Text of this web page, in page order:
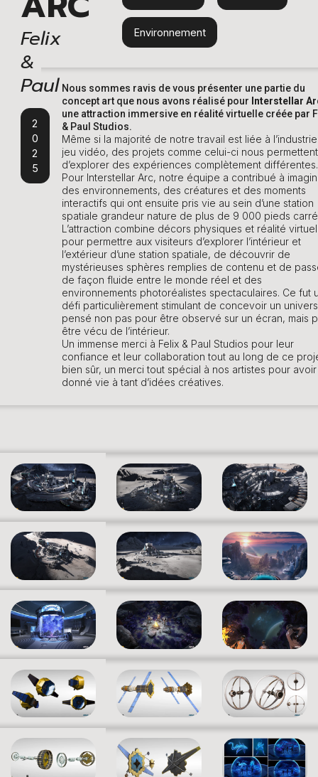
Felix
&
Paul
2
0
2
5
Environnement
Nous sommes ravis de vous présenter une partie du
concept art que nous avons réalisé pour Interstellar
une attraction immersive en réalité virtuelle créée par
& Paul Studios.
Même si la majorité de notre travail est liée à
jeu vidéo, des projets comme celui-ci nous permettent
d’explorer des expériences complètement différentes.
Pour Interstellar Arc, notre équipe a contribué à
des environnements, des créatures et des moments
interactifs qui ont ensuite pris vie au sein d’une station
spatiale grandeur nature de plus de 9 000 pieds
L’attraction combine décors physiques et réalité
pour permettre aux visiteurs d’explorer l’intérieur et
l’extérieur d’une station spatiale, de découvrir de
mystérieuses sphères remplies de contenu et de
de façon fluide entre le monde réel et des
environnements photoréalistes spectaculaires. Ce fut
défi particulièrement stimulant de concevoir un univers
pensé non pas pour être observé sur un écran, mais
être vécu de l’intérieur.
Un immense merci à Felix & Paul Studios pour leur
confiance et leur collaboration tout au long de ce
bien sûr, un merci tout spécial à nos artistes pour avoir
donné vie à tant d’idées créatives.